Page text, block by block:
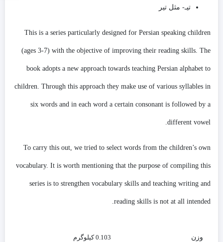
تیـ- مثل تیر
This is a series particularly designed for Persian speaking children
(ages 3-7) with the objective of improving their reading skills. The
book adopts a new approach towards teaching Persian alphabet to
children. Through this approach they make use of various syllables in
six words and in each word a certain consonant is followed by a
different vowel.
To carry this out, we tried to select words from the children’s own
vocabulary. It is worth mentioning that the purpose of compiling this
series is to strengthen vocabulary skills and teaching writing and
reading skills is not at all intended.
وزن 0.103 کیلوگرم